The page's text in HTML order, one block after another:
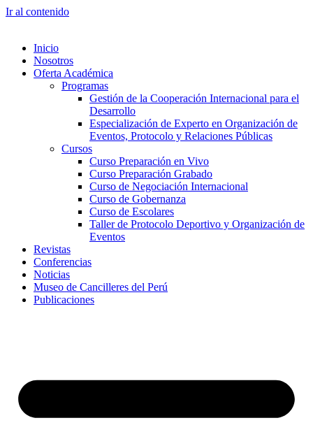
Ir al contenido
Inicio
Nosotros
Oferta Académica
Programas
Gestión de la Cooperación Internacional para el
Desarrollo
Especialización de Experto en Organización de
Eventos, Protocolo y Relaciones Públicas
Cursos
Curso Preparación en Vivo
Curso Preparación Grabado
Curso de Negociación Internacional
Curso de Gobernanza
Curso de Escolares
Taller de Protocolo Deportivo y Organización de
Eventos
Revistas
Conferencias
Noticias
Museo de Cancilleres del Perú
Publicaciones